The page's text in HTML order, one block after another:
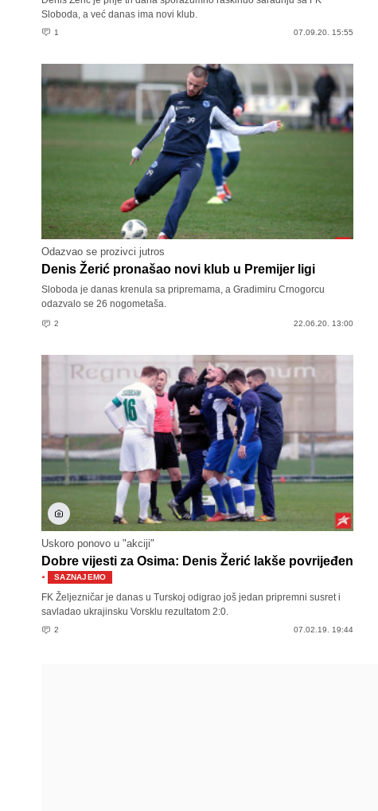
Sloboda, a već danas ima novi klub.
1 07.09.20. 15:55
Odazvao se prozivci jutros
Denis Žerić pronašao novi klub u Premijer ligi
Sloboda je danas krenula sa pripremama, a Gradimiru Crnogorcu
odazvalo se 26 nogometaša.
2 22.06.20. 13:00
Uskoro ponovo u "akciji"
Dobre vijesti za Osima: Denis Žerić lakše povrijeđen
· SAZNAJEMO
FK Željezničar je danas u Turskoj odigrao još jedan pripremni susret i
savladao ukrajinsku Vorsklu rezultatom 2:0.
2 07.02.19. 19:44